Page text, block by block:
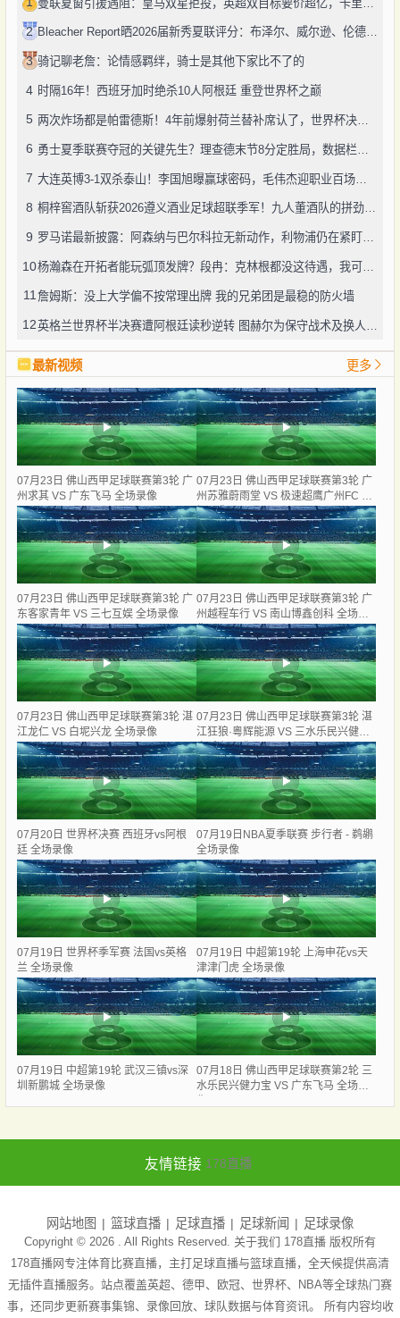
2 Bleacher Report晒2026届新秀夏联评分：布泽尔、威尔逊、伦德博格摘A
3 骑记聊老詹：论情感羁绊，骑士是其他下家比不了的
4 时隔16年！西班牙加时绝杀10人阿根廷 重登世界杯之巅
5 两次炸场都是帕雷德斯！4年前爆射荷兰替补席认了，世界杯决赛再演冲突
6
7 大连英博3-1双杀泰山！李国旭曝赢球密码，毛伟杰迎职业百场里程碑
8 桐梓窖酒队斩获2026遵义酒业足球超联季军！九人董酒队的拼劲太戳人
9 罗马诺最新披露：阿森纳与巴尔科拉无新动作，利物浦仍在紧盯目标
10 杨瀚森在开拓者能玩弧顶发牌？段冉：克林根都没这待遇，我可不太看好
11詹姆斯：没上大学偏不按常理出牌 我的兄弟团是最稳的防火墙
12
最新视频 更多
07月23日 佛山西甲足球联赛第3轮 广
州求其 VS 广东飞马 全场录像
07月23日 佛山西甲足球联赛第3轮 广
州苏雅蔚雨堂 VS 极速超鹰广州FC 全
场录像
07月23日 佛山西甲足球联赛第3轮 广
东客家青年 VS 三七互娱 全场录像
07月23日 佛山西甲足球联赛第3轮 广
州越程车行 VS 南山博鑫创科 全场录
像
07月23日 佛山西甲足球联赛第3轮 湛
江龙仁 VS 白坭兴龙 全场录像
07月23日 佛山西甲足球联赛第3轮 湛
江狂狼·粵辉能源 VS 三水乐民兴健力
宝 全场录像
07月20日 世界杯决赛 西班牙vs阿根
廷 全场录像
07月19日NBA夏季联赛 步行者 - 鹈鹕
全场录像
07月19日 世界杯季军赛 法国vs英格
兰 全场录像
07月19日 中超第19轮 上海申花vs天
津津门虎 全场录像
07月19日 中超第19轮 武汉三镇vs深
圳新鹏城 全场录像
07月18日 佛山西甲足球联赛第2轮 三
水乐民兴健力宝 VS 广东飞马 全场录
友情链接 178直播
网站地图 篮球直播 足球直播 足球新闻 足球录像
Copyright © 2026 . All Rights Reserved. 关于我们 178直播 版权所有
178直播网专注体育比赛直播，主打足球直播与篮球直播，全天候提供高清
无插件直播服务。站点覆盖英超、德甲、欧冠、世界杯、NBA等全球热门赛
事，还同步更新赛事集锦、录像回放、球队数据与体育资讯。 所有内容均收